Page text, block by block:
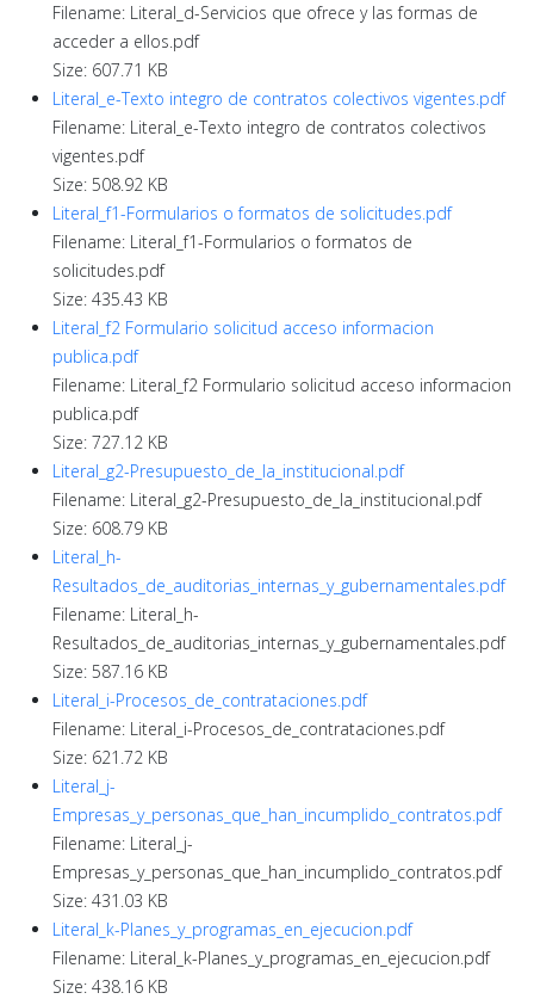
Filename: Literal_d-Servicios que ofrece y las formas de
acceder a ellos.pdf
Size: 607.71 KB
Literal_e-Texto integro de contratos colectivos vigentes.pdf
Filename: Literal_e-Texto integro de contratos colectivos
vigentes.pdf
Size: 508.92 KB
Literal_f1-Formularios o formatos de solicitudes.pdf
Filename: Literal_f1-Formularios o formatos de
solicitudes.pdf
Size: 435.43 KB
Literal_f2 Formulario solicitud acceso informacion
publica.pdf
Filename: Literal_f2 Formulario solicitud acceso informacion
publica.pdf
Size: 727.12 KB
Literal_g2-Presupuesto_de_la_institucional.pdf
Filename: Literal_g2-Presupuesto_de_la_institucional.pdf
Size: 608.79 KB
Literal_h-
Resultados_de_auditorias_internas_y_gubernamentales.pdf
Filename: Literal_h-
Resultados_de_auditorias_internas_y_gubernamentales.pdf
Size: 587.16 KB
Literal_i-Procesos_de_contrataciones.pdf
Filename: Literal_i-Procesos_de_contrataciones.pdf
Size: 621.72 KB
Literal_j-
Empresas_y_personas_que_han_incumplido_contratos.pdf
Filename: Literal_j-
Empresas_y_personas_que_han_incumplido_contratos.pdf
Size: 431.03 KB
Literal_k-Planes_y_programas_en_ejecucion.pdf
Filename: Literal_k-Planes_y_programas_en_ejecucion.pdf
Size: 438.16 KB